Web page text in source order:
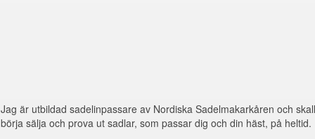
Jag är utbildad sadelinpassare av Nordiska Sadelmakarkåren och
börja sälja och prova ut sadlar, som passar dig och din häst, på heltid.